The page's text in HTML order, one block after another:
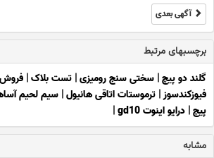
آگهی بعدی
برچسبهای مرتبط
گلند دو پیچ| سختی سنج رومیزی| تست بلاک|
فیوزکندسوز| ترموستات اتاقی هانیول| سیم لحیم
پیچ| درایو اینوت gd10 |
مشابه